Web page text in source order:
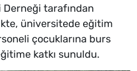
Derneği tarafından
üniversitede eğitim
çocuklarına burs
katkı sunuldu.